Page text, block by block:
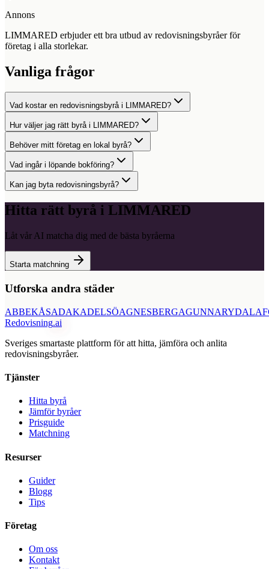
Annons
LIMMARED erbjuder ett bra utbud av redovisningsbyråer för
företag i alla storlekar.
Vanliga frågor
Vad kostar en redovisningsbyrå i LIMMARED?
Hur väljer jag rätt byrå i LIMMARED?
Behöver mitt företag en lokal byrå?
Vad ingår i löpande bokföring?
Kan jag byta redovisningsbyrå?
Hitta rätt byrå i LIMMARED
Låt vår AI matcha dig med de bästa byråerna
Starta matchning
Utforska andra städer
ABBEKÅSADAKADELSÖAGNESBERGAGUNNARYD
Redovisning.ai
Sveriges smartaste plattform för att hitta, jämföra och anlita
redovisningsbyråer.
Tjänster
Hitta byrå
Jämför byråer
Prisguide
Matchning
Resurser
Guider
Blogg
Tips
Företag
Om oss
Kontakt